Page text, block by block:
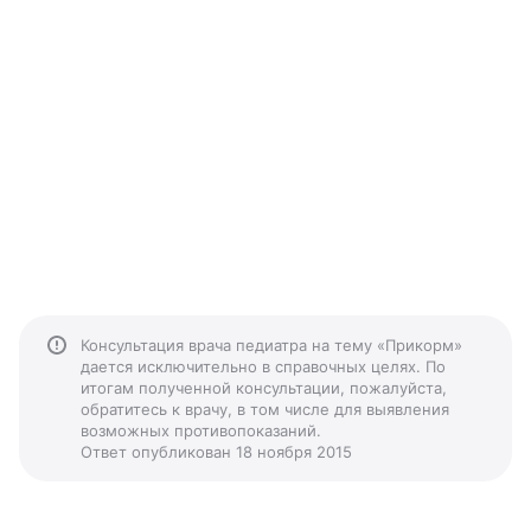
Консультация врача педиатра на тему «Прикорм»
дается исключительно в справочных целях. По
итогам полученной консультации, пожалуйста,
обратитесь к врачу, в том числе для выявления
возможных противопоказаний.
Ответ опубликован 18 ноября 2015